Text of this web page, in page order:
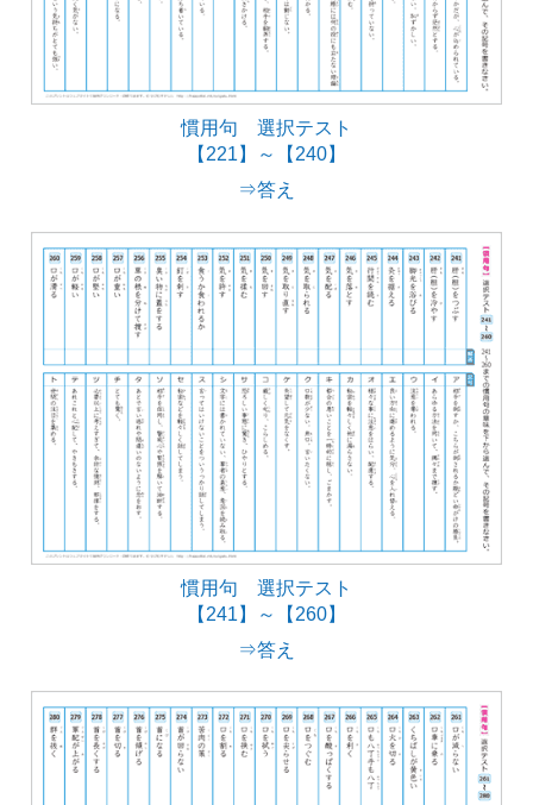
慣用句 選択テスト
【221】～【240】
⇒答え
慣用句 選択テスト
【241】～【260】
⇒答え